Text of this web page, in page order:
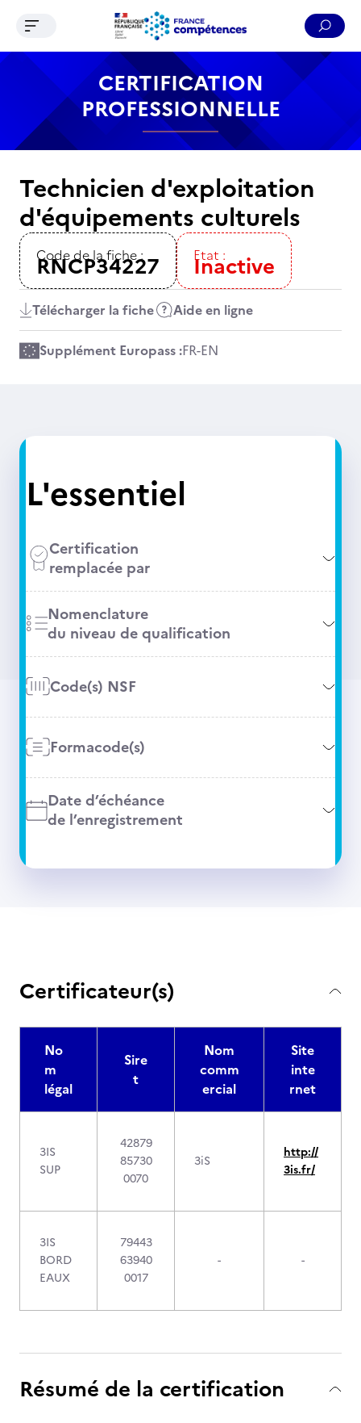
Contenu Recherche Menu Pied de page
Ouvrir le menu de navigation
CERTIFICATION
PROFESSIONNELLE
Technicien d'exploitation
d'équipements culturels
Code de la fiche :
RNCP34227 Etat :
Inactive
Télécharger la fiche Aide en ligne
Supplément Europass :FR-EN
L'essentiel
Certification
remplacée par
Nomenclature
du niveau de qualification
Code(s) NSF
Formacode(s)
Date d’échéance
de l’enregistrement
Certificateur(s)
No
m
légal
Sire
t
Nom
comm
ercial
Site
inte
rnet
3IS
SUP
42879
85730
0070
3iS
http://
3is.fr/
3IS
BORD
EAUX
79443
63940
0017
- -
Résumé de la certification